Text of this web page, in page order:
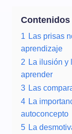
Contenidos
1 Las prisas
aprendizaje
2 La ilusión y
aprender
3 Las
4 La
autoconcepto
5 La